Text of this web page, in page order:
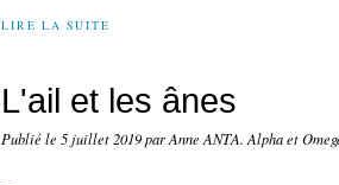
LIRE LA SUITE
L'ail et les ânes
Publié le 5 juillet 2019par Anne ANTA. Alpha et